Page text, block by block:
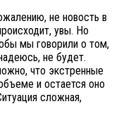
не новость в
увы. Но
мы говорили о том,
не будет.
что экстренные
и остается оно
сложная,